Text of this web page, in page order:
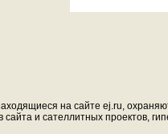
на сайте ej.ru,
и сателлитных проектов,